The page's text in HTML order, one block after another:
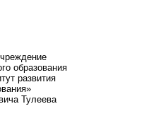
образования
развития
Тулеева